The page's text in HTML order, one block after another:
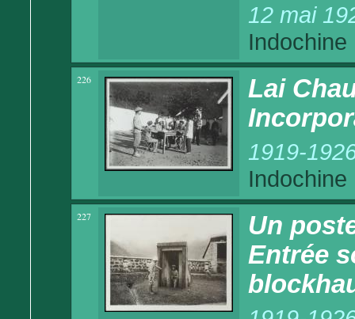
12 mai
Indochine
226
Lai
1919-
Indochine
227
Un
Entrée